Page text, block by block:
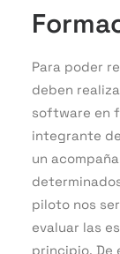
Para poder
deben
software en
integrante
un
piloto nos
evaluar las
principio. De